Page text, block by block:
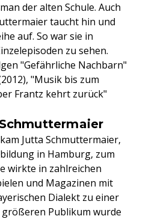
der alten Schule. Auch
taucht hin und
auf. So war sie in
zu sehen.
"Gefährliche Nachbarn"
"Musik bis zum
Frantz kehrt zurück"
Jutta Schmuttermaier,
in Hamburg, zum
wirkte in zahlreichen
und Magazinen mit
Dialekt zu einer
Publikum wurde